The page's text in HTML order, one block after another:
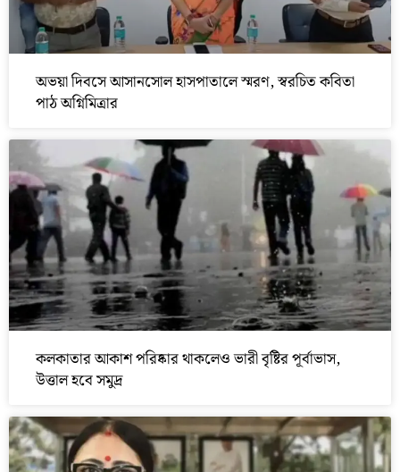
অভয়া দিবসে আসানসোল হাসপাতালে স্মরণ, স্বরচিত কবিতা
পাঠ অগ্নিমিত্রার
কলকাতার আকাশ পরিষ্কার থাকলেও ভারী বৃষ্টির পূর্বাভাস,
উত্তাল হবে সমুদ্র